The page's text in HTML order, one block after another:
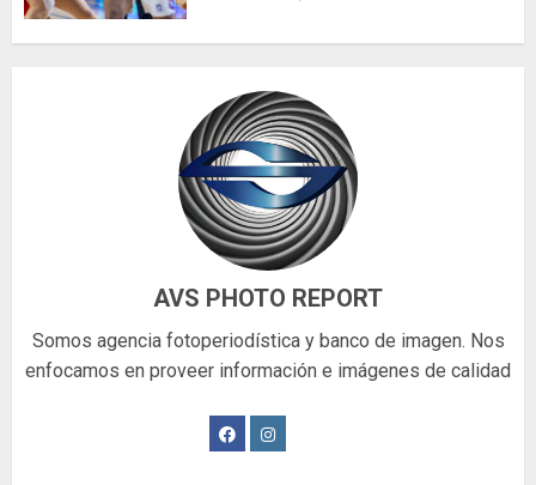
AVS PHOTO REPORT
Somos agencia fotoperiodística y banco de imagen. Nos
enfocamos en proveer información e imágenes de calidad